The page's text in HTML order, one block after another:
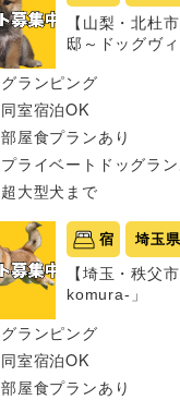
【山梨・北杜
邸～ドッグヴ
グランピング
同室宿泊OK
部屋食プランあり
プライベートドッグラン
超大型犬まで
宿 埼玉県
【埼玉・秩父
komura-」
グランピング
同室宿泊OK
部屋食プランあり